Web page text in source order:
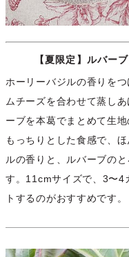
【夏限定】ルバー
ホーリーバジルの香りを
ムチーズを合わせて蒸し
ーブを本葛でまとめて生
もっちりとした食感で、
ルの香りと、ルバーブの
す。11cmサイズで、3〜4
トするのがおすすめです。